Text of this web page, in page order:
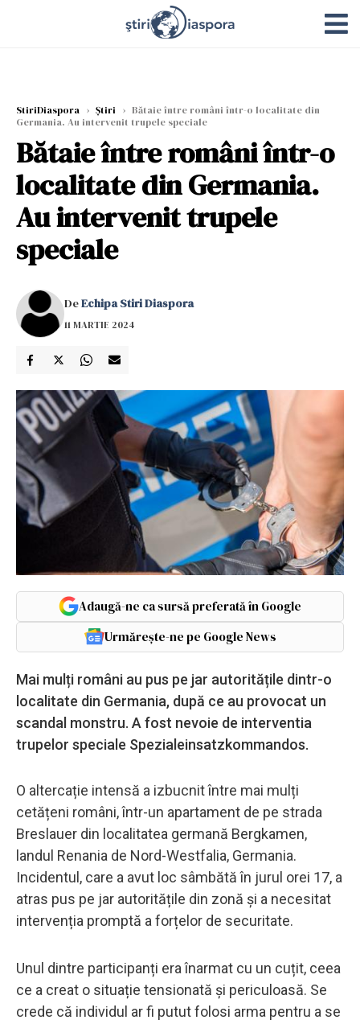
StiriDiaspora › Știri › Bătaie între români într-o localitate din
Germania. Au intervenit trupele speciale
Bătaie între români într-o
localitate din Germania.
Au intervenit trupele
speciale
DeEchipa Stiri Diaspora
11 MARTIE 2024
Adaugă-ne ca sursă preferată în Google
Urmărește-ne pe Google News
Mai mulți români au pus pe jar autoritățile dintr-o
localitate din Germania, după ce au provocat un
scandal monstru. A fost nevoie de interventia
trupelor speciale Spezialeinsatzkommandos.
O altercație intensă a izbucnit între mai mulți
cetățeni români, într-un apartament de pe strada
Breslauer din localitatea germană Bergkamen,
landul Renania de Nord-Westfalia, Germania.
Incidentul, care a avut loc sâmbătă în jurul orei 17, a
atras pus pe jar autoritățile din zonă și a necesitat
intervenția promptă a forțelor de securitate.
Unul dintre participanți era înarmat cu un cuțit, ceea
ce a creat o situație tensionată și periculoasă. Se
crede că individul ar fi putut folosi arma pentru a se